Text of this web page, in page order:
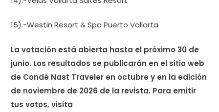
15).-Westin Resort & Spa Puerto Vallarta
La votación está abierta hasta el próximo 30 de
junio. Los resultados se publicarán en el sitio web
de Condé Nast Traveler en octubre y en la edición
de noviembre de 2026 de la revista. Para emitir
tus votos, visita